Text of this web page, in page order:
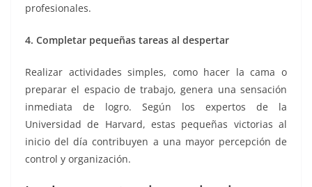
profesionales.
4. Completar pequeñas tareas al despertar
Realizar actividades simples, como hacer la cama o
preparar el espacio de trabajo, genera una sensación
inmediata de logro. Según los expertos de la
Universidad de Harvard, estas pequeñas victorias al
inicio del día contribuyen a una mayor percepción de
control y organización.